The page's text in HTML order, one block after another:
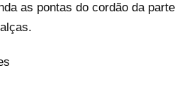
as pontas do cordão da parte